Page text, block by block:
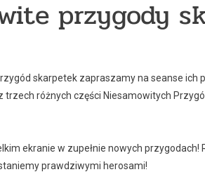
przygody
skarpetek zapraszamy na seanse ich
różnych części Niesamowitych
ekranie w zupełnie nowych przygodach!
prawdziwymi herosami!